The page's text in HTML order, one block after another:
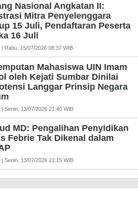
Nasional Angkatan II:
Mitra Penyelenggara
15 Juli, Pendaftaran Peserta
16 Juli
| Rabu, 15/07/2026 08:37 WIB
Mahasiswa UIN Imam
oleh Kejati Sumbar Dinilai
Langgar Prinsip Negara
| Senin, 13/07/2026 21:40 WIB
MD: Pengalihan Penyidikan
Febrie Tak Dikenal dalam
| Senin, 13/07/2026 21:15 WIB